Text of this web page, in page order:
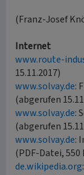
(Franz-Josef
Internet
www.route-
15.11.2017)
www.solvay.de:
(abgerufen
www.solvay.de:
(abgerufen
www.solvay.de:
(PDF-Datei, 550
de.wikipedia.org